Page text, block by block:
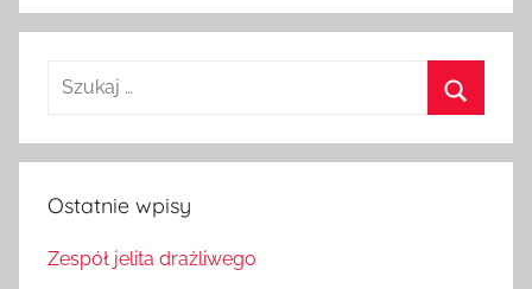
Szukaj:
Ostatnie wpisy
Zespół jelita drażliwego